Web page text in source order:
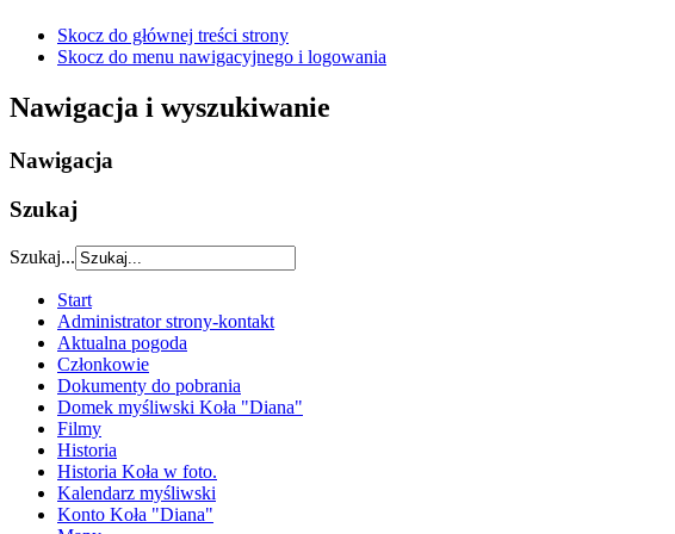
Skocz do głównej treści strony
Skocz do menu nawigacyjnego i logowania
Nawigacja i wyszukiwanie
Nawigacja
Szukaj
Szukaj...
Start
Administrator strony-kontakt
Aktualna pogoda
Członkowie
Dokumenty do pobrania
Domek myśliwski Koła "Diana"
Filmy
Historia
Historia Koła w foto.
Kalendarz myśliwski
Konto Koła "Diana"